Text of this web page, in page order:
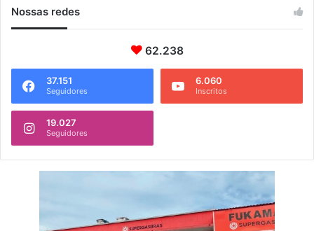
Nossas redes
62.238
37.151
Seguidores
6.060
Inscritos
19.027
Seguidores